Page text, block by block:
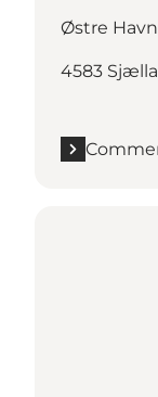
Østre
4583